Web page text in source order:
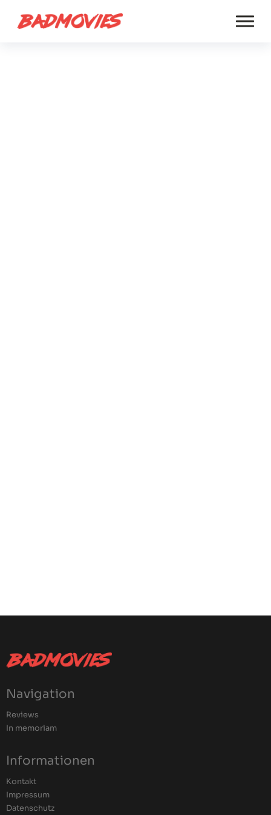
Navigation
Reviews
In memoriam
Informationen
Kontakt
Impressum
Datenschutz